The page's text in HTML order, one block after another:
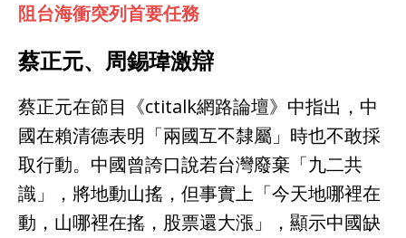
阻台海衝突列首要任務
蔡正元、周錫瑋激辯
蔡正元在節目《ctitalk網路論壇》中指出，中
國在賴清德表明「兩國互不隸屬」時也不敢採
取行動。中國曾誇口說若台灣廢棄「九二共
識」，將地動山搖，但事實上「今天地哪裡在
動，山哪裡在搖，股票還大漲」，顯示中國缺